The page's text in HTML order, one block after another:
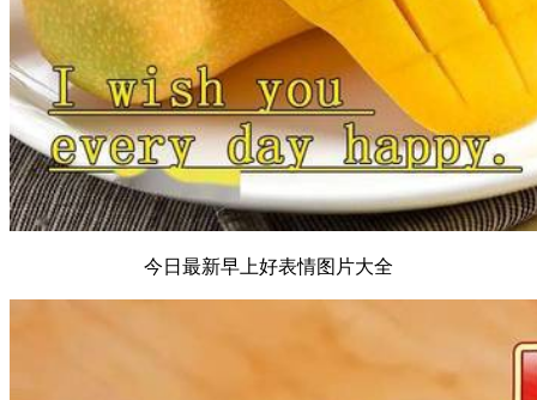
今日最新早上好表情图片大全